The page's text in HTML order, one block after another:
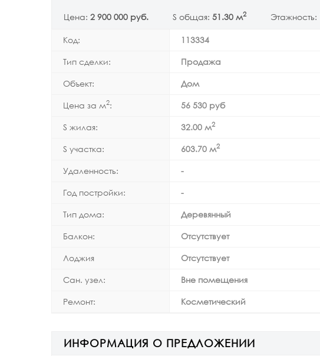
Цена: 2 900 000 руб. S общая: 51.30 м2 Этажность:
Код:
113334
Тип сделки:
Продажа
Объект:
Дом
Цена за м2:
56 530 руб
S жилая:
32.00 м2
S участка: 603.70 м2
Удаленность:
-
Год постройки:
-
Тип дома:
Деревянный
Балкон:
Отсутствует
Лоджия
Отсутствует
Сан. узел:
Вне помещения
Ремонт:
Косметический
ИНФОРМАЦИЯ О ПРЕДЛОЖЕНИИ